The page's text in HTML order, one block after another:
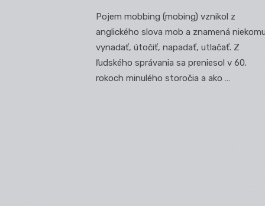
Pojem mobbing (mobing) vznikol z
anglického slova mob a znamená
vynadať, útočiť, napadať, utlačať. Z
ľudského správania sa preniesol v 60.
rokoch minulého storočia a ako …